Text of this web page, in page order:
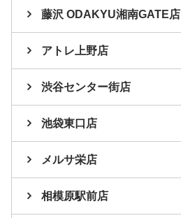
藤沢 ODAKYU湘南GATE店
アトレ上野店
渋谷センター街店
池袋東口店
メルサ栄店
相模原駅前店